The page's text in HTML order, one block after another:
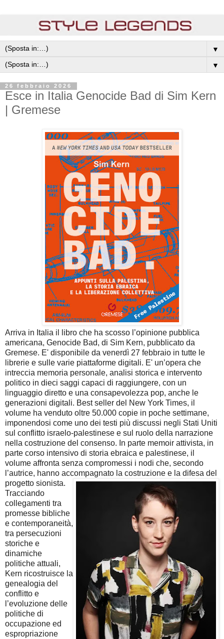
▼
▼
26 febbraio 2026
Esce in Italia Genocide Bad di Sim Kern
| Gremese
Arriva in Italia il libro che ha scosso l’opinione pubblica
americana, Genocide Bad, di Sim Kern, pubblicato da
Gremese. E' disponibile da venerdì 27 febbraio in tutte le
librerie e sulle varie piattaforme digitali. E' un’opera che
intreccia memoria personale, analisi storica e intervento
politico in dieci saggi capaci di raggiungere, con un
linguaggio diretto e una consapevolezza pop, anche le
generazioni digitali. Best seller del New York Times, il
volume ha venduto oltre 50.000 copie in poche settimane,
imponendosi come uno dei testi più discussi negli Stati Uniti
sul conflitto israelo-palestinese e sul ruolo della narrazione
nella costruzione del consenso. In parte memoir attivista, in
parte corso intensivo di storia ebraica e palestinese, il
volume affronta senza compromessi i nodi che, secondo
l’autrice, hanno accompagnato la costruzione e la difesa del
progetto sionista.
Tracciando
collegamenti tra
promesse bibliche
e contemporaneità,
tra persecuzioni
storiche e
dinamiche
politiche attuali,
Kern ricostruisce la
genealogia del
conflitto e
l’evoluzione delle
politiche di
occupazione ed
espropriazione